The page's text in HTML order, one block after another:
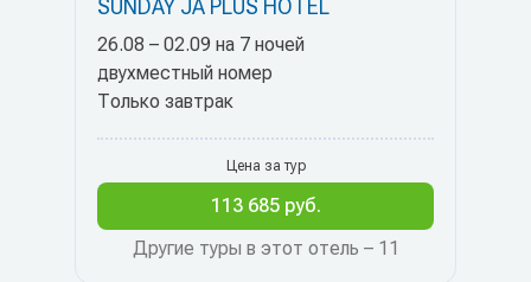
SUNDAY JA PLUS HOTEL
26.08 – 02.09 на 7 ночей
двухместный номер
Только завтрак
Другие туры в этот отель – 11
Цена за тур
113 685 руб.